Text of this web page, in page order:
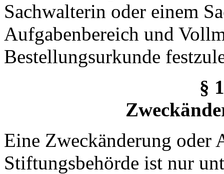
Sachwalterin oder einem
Aufgabenbereich und
Bestellungsurkunde
§
Eine Zweckänderung oder
Stiftungsbehörde ist nur